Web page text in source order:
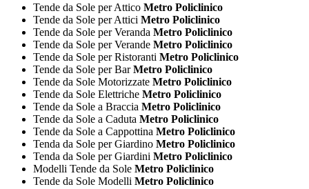
Tende da Sole per Attico Metro Policlinico
Tende da Sole per Attici Metro Policlinico
Tende da Sole per Veranda Metro Policlinico
Tende da Sole per Verande Metro Policlinico
Tende da Sole per Ristoranti Metro Policlinico
Tende da Sole per BarMetro Policlinico
Tende da Sole Motorizzate Metro Policlinico
Tende da Sole Elettriche Metro Policlinico
Tende da Sole a Braccia Metro Policlinico
Tende da Sole a Caduta Metro Policlinico
Tende da Sole a Cappottina Metro Policlinico
Tenda da Sole per Giardino Metro Policlinico
Tenda da Sole per Giardini Metro Policlinico
Modelli Tende da Sole Metro Policlinico
Tende da Sole Modelli Metro Policlinico